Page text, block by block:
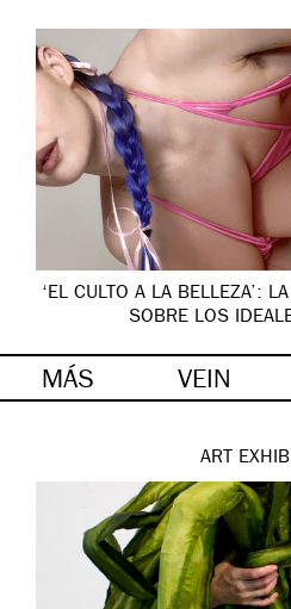
‘EL CULTO A LA BELLEZA’:
SOBRE LOS
MÁS VEIN
ART